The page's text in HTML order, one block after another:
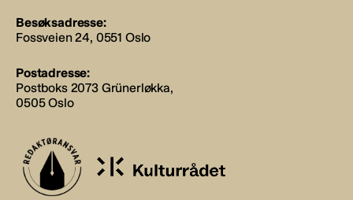
Besøksadresse:
Fossveien 24, 0551 Oslo
Postadresse:
Postboks 2073 Grünerløkka,
0505 Oslo